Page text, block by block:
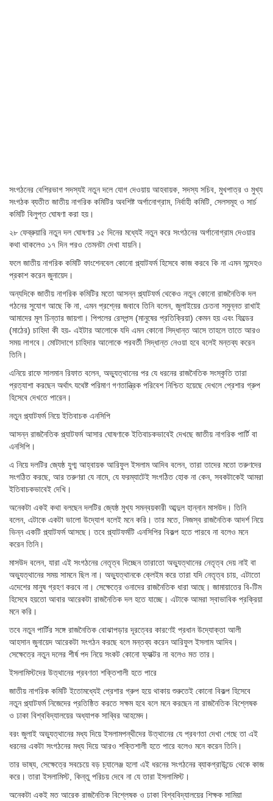
সংগঠনের বেশিরভাগ সদস্যই নতুন দলে যোগ দেওয়ায় আহবায়ক, সদস্য সচিব, মুখপাত্র ও মুখ্য
সংগঠক ব্যতীত জাতীয় নাগরিক কমিটির অবশিষ্ট অর্গানোগ্রাম, নির্বাহী কমিটি, সেলসমূহ ও সার্চ
কমিটি বিলুপ্ত ঘোষণা করা হয়।
২৮ ফেব্রুয়ারি নতুন দল ঘোষণার ১৫ দিনের মধ্যেই নতুন করে সংগঠনের অর্গানোগ্রাম দেওয়ার
কথা থাকলেও ১৭ দিন পরও তেমনটা দেখা যায়নি।
ফলে জাতীয় নাগরিক কমিটি ফাংশেনবেল কোনো প্ল্যাটফর্ম হিসেবে কাজ করবে কি না এমন সন্দেহও
প্রকাশ করেন জুনায়েদ।
অন্যদিকে জাতীয় নাগরিক কমিটির মতো আসন্ন প্ল্যাটফর্ম থেকেও নতুন কোনো রাজনৈতিক দল
গঠনের সুযোগ আছে কি না, এমন প্রশ্নের জবাবে তিনি বলেন, জুলাইয়ের চেতনা সমুন্নত রাখাই
আমাদের মূল চিন্তার জায়গা। পিপলের রেসপন্স (মানুষের প্রতিক্রিয়া) কেমন হয় এবং ফিল্ডের
(মাঠের) চাহিদা কী হয়- এইটার আলোকে যদি এমন কোনো সিদ্ধান্ত আসে তাহলে তাতে আরও
সময় লাগবে। মোটাদাগে চাহিদার আলোকে পরবর্তী সিদ্ধান্ত নেওয়া হবে বলেই মন্তব্য করেন
তিনি।
এনিয়ে রাফে সালমান রিফাত বলেন, অভ্যুত্থানের পর যে ধরনের রাজনৈতিক সংস্কৃতি তারা
প্রত্যাশা করছেন অর্থাৎ যথেষ্ট পরিমাণ গণতান্ত্রিক পরিবেশ নিশ্চিত হয়েছে দেখলে প্রেশার গ্রুপ
হিসেবে দেখতে পারেন।
নতুন প্ল্যাটফর্ম নিয়ে ইতিবাচক এনসিপি
আসন্ন রাজনৈতিক প্ল্যাটফর্ম আসার ঘোষণাকে ইতিবাচকভাবেই দেখছে জাতীয় নাগরিক পার্টি বা
এনসিপি।
এ নিয়ে দলটির জ্যেষ্ঠ যুগ্ম আহ্বায়ক আরিফুল ইসলাম আদিব বলেন, তারা তাদের মতো তরুণদের
সংগঠিত করছে, আর তরুণরা যে নামে, যে ফরম্যাটেই সংগঠিত হোক না কেন, সবকটাকেই আমরা
ইতিবাচকভাবেই দেখি।
অনেকটা একই কথা বলছেন দলটির জ্যেষ্ঠ মুখ্য সমন্বয়কারী আব্দুল হান্নান মাসউদ। তিনি
বলেন, এটাকে একটা ভালো উদ্যোগ বলেই মনে করি। তার মতে, নিজস্ব রাজনৈতিক আদর্শ নিয়ে
ভিন্ন একটি প্ল্যাটফর্ম আসছে। তবে প্ল্যাটফর্মটি এনসিপির বিকল্প হতে পারবে না বলেও মনে
করেন তিনি।
মাসউদ বলেন, যারা এই সংগঠনের নেতৃত্ব দিচ্ছেন তারাতো অভ্যুত্থানের নেতৃত্ব দেয় নাই বা
অভ্যুত্থানের সময় সামনে ছিল না। অভ্যুত্থানকে ক্লেইম করে তারা যদি নেতৃত্ব চায়, এটাতো
এদেশের মানুষ গ্রহণ করবে না। সেক্ষেত্রে ওনাদের রাজনৈতিক ধারা আছে। জামায়াতের বি-টিম
হিসেবে হয়তো আবার আরেকটা রাজনৈতিক দল হতে যাচ্ছে। এটাকে আমরা স্বাভাবিক প্রক্রিয়া
মনে করি।
তবে নতুন পার্টির সঙ্গে রাজনৈতিক বোঝাপড়ার দূরত্বের কারণেই প্রধান উদ্যোক্তা আলী
আহসান জুনায়েদ আরেকটা সংগঠন করছে বলে মন্তব্য করেন আরিফুল ইসলাম আদিব।
সেক্ষেত্রে নতুন দলের শীর্ষ পদ নিয়ে সংকট কোনো ফ্যাক্টর না বলেও মত তার।
ইসলামিস্টদের উত্থানের প্রবণতা শক্তিশালী হতে পারে
জাতীয় নাগরিক কমিটি ইতোমধ্যেই প্রেশার গ্রুপ হয়ে থাকায় শুরুতেই কোনো বিকল্প হিসেবে
নতুন প্ল্যাটফর্ম নিজেদের প্রতিষ্ঠিত করতে সক্ষম হবে বলে মনে করছেন না রাজনৈতিক বিশ্লেষক
ও ঢাকা বিশ্ববিদ্যালয়ের অধ্যাপক সাব্বির আহমেদ।
বরং জুলাই অভ্যুত্থানের মধ্য দিয়ে ইসলামপন্থীদের উত্থানের যে প্রবণতা দেখা গেছে তা এই
ধরনের একটা সংগঠনের মধ্য দিয়ে আরও শক্তিশালী হতে পারে বলেও মনে করেন তিনি।
তার ভাষ্য, সেক্ষেত্রে সবচেয়ে বড় চ্যালেঞ্জ হলো এই ধরনের সংগঠনের ব্যাকগ্রাউন্ডে থেকে কাজ
করে। তারা ইসলামিস্ট, কিন্তু পরিচয় দেবে না যে তারা ইসলামিস্ট।
অনেকটা একই মত আরেক রাজনৈতিক বিশ্লেষক ও ঢাকা বিশ্ববিদ্যালয়ের শিক্ষক সামিয়া